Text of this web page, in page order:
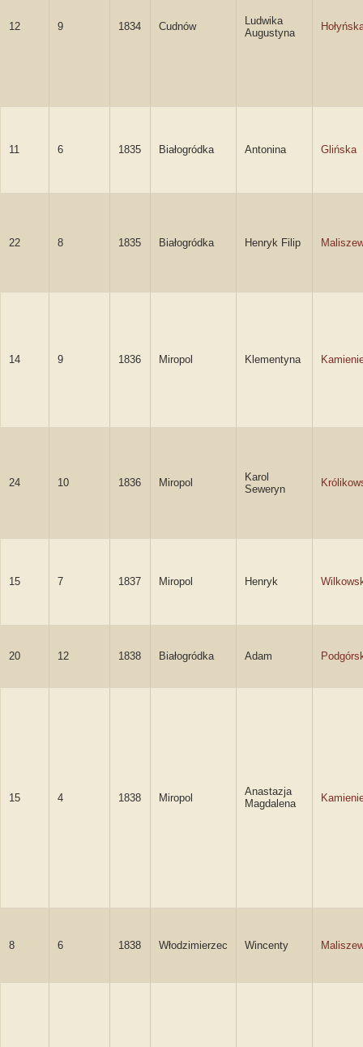
12 9 1834 Cudnów
Ludwika
Augustyna
11 6 1835 Białogródka Antonina Glińska
22 8 1835 Białogródka Henryk Filip
14 9 1836 Miropol Klementyna
24 10 1836 Miropol
Karol
Seweryn
15 7 1837 Miropol Henryk
20 12 1838 Białogródka Adam
15 4 1838 Miropol
Anastazja
Magdalena
8 6 1838 Włodzimierzec Wincenty